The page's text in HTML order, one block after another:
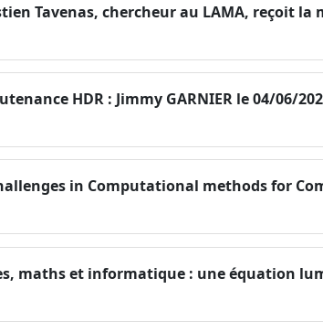
Tavenas, chercheur au LAMA, reçoit la
HDR : Jimmy GARNIER le 04/06/
in Computational methods for
maths et informatique : une équation